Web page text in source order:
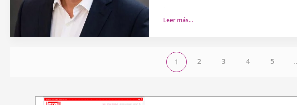
.
Leer más…
1 2 3 4 5